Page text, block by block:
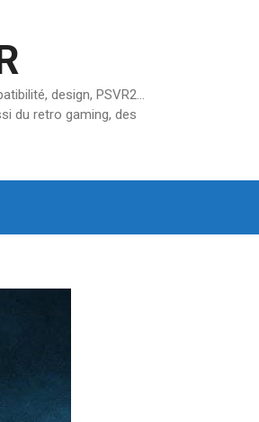
design, PSVR2…
du retro gaming, des